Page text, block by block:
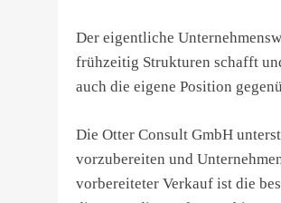
Der eigentliche
frühzeitig Strukturen schafft
auch die eigene Position
Die Otter Consult GmbH
vorzubereiten und
vorbereiteter Verkauf ist die